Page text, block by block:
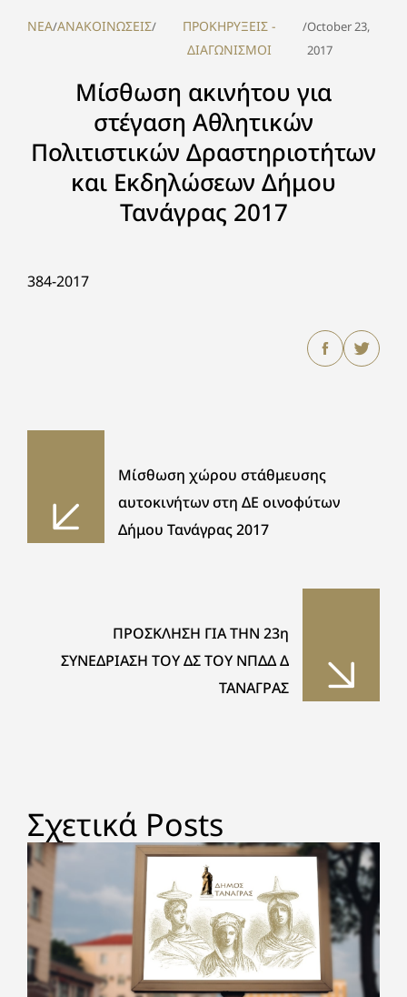
NEA/ΑΝΑΚΟΙΝΩΣΕΙΣ/
ΠΡΟΚΗΡΥΞΕΙΣ -
ΔΙΑΓΩΝΙΣΜΟΙ
/October 23,
2017
Μίσθωση ακινήτου για
στέγαση Αθλητικών
Πολιτιστικών Δραστηριοτήτων
και Εκδηλώσεων Δήμου
Τανάγρας 2017
384-2017
Μίσθωση χώρου στάθμευσης
αυτοκινήτων στη ΔΕ οινοφύτων
Δήμου Τανάγρας 2017
ΠΡΟΣΚΛΗΣΗ ΓΙΑ ΤΗΝ 23η
ΣΥΝΕΔΡΙΑΣΗ ΤΟΥ ΔΣ ΤΟΥ ΝΠΔΔ Δ
ΤΑΝΑΓΡΑΣ
Σχετικά Posts